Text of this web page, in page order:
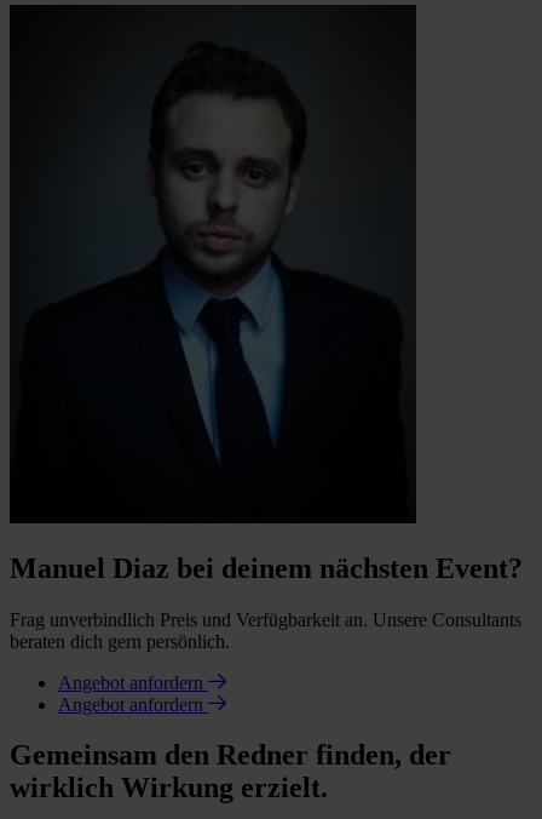
Manuel Diaz bei deinem nächsten Event?
Frag unverbindlich Preis und Verfügbarkeit an. Unsere Consultants
beraten dich gern persönlich.
Angebot anfordern
Angebot anfordern
Gemeinsam den Redner finden, der
wirklich Wirkung erzielt.